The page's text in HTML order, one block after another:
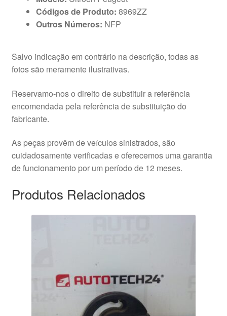
Códigos de Produto: 8969ZZ
Outros Números: NFP
Salvo indicação em contrário na descrição, todas as
fotos são meramente ilustrativas.
Reservamo-nos o direito de substituir a referência
encomendada pela referência de substituição do
fabricante.
As peças provêm de veículos sinistrados, são
cuidadosamente verificadas e oferecemos uma garantia
de funcionamento por um período de 12 meses.
Produtos Relacionados